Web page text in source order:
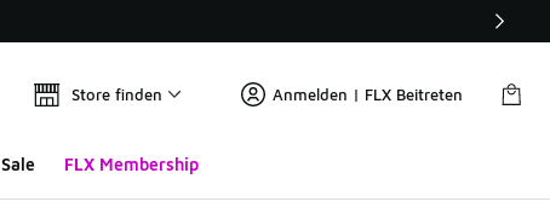
Store finden Anmelden | FLX Beitreten
Sale FLX Membership